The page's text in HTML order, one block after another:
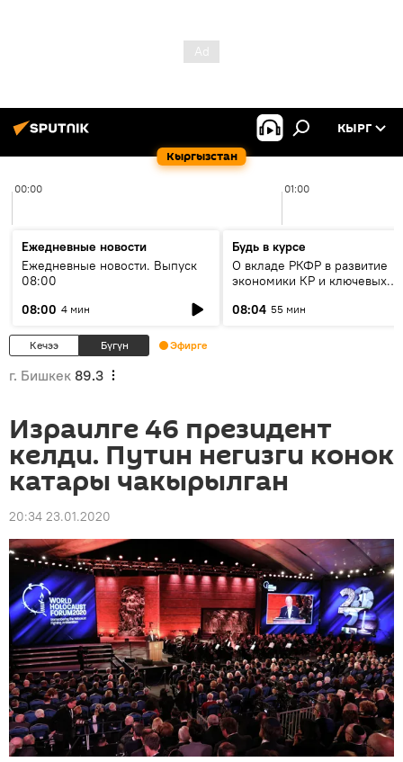
Кыргызстан
КЫРГ
00:00 01:00
Ежедневные новости
Ежедневные новости. Выпуск
08:00
08:00 4 мин
Будь в курсе
О вкладе РКФР в развитие
экономики КР и ключевых
08:04 55 мин
Кечээ Бүгүн Эфирге
г. Бишкек 89.3
Израилге 46 президент
келди. Путин негизги конок
катары чакырылган
20:34 23.01.2020